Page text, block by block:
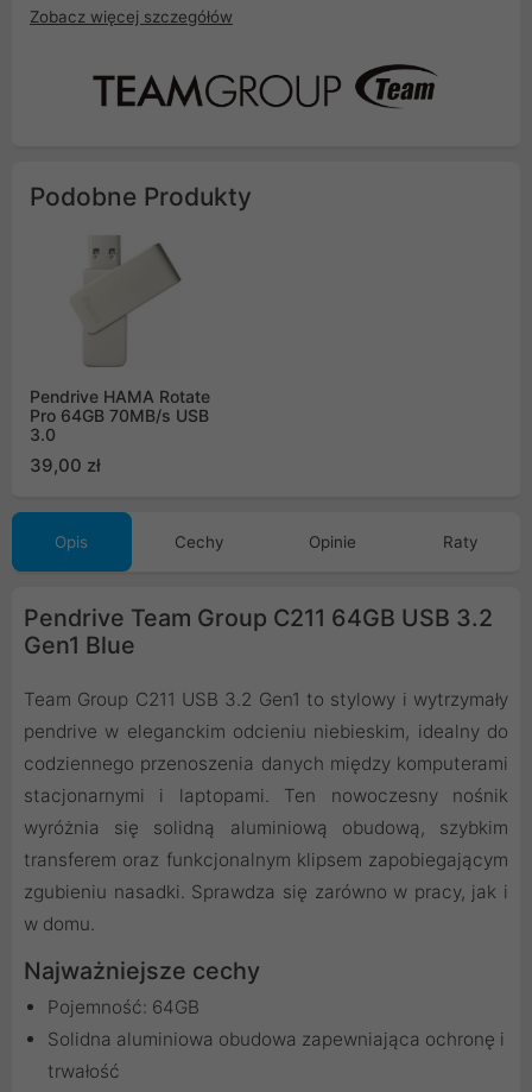
Zobacz więcej szczegółów
Podobne Produkty
Pendrive HAMA Rotate
Pro 64GB 70MB/s USB
3.0
39,00 zł
Opis Cechy Opinie Raty
Pendrive Team Group C211 64GB USB 3.2
Gen1 Blue
Team Group C211 USB 3.2 Gen1 to stylowy i wytrzymały
pendrive w eleganckim odcieniu niebieskim, idealny do
codziennego przenoszenia danych między komputerami
stacjonarnymi i laptopami. Ten nowoczesny nośnik
wyróżnia się solidną aluminiową obudową, szybkim
transferem oraz funkcjonalnym klipsem zapobiegającym
zgubieniu nasadki. Sprawdza się zarówno w pracy, jak i
w domu.
Najważniejsze cechy
Pojemność: 64GB
Solidna aluminiowa obudowa zapewniająca ochronę i
trwałość